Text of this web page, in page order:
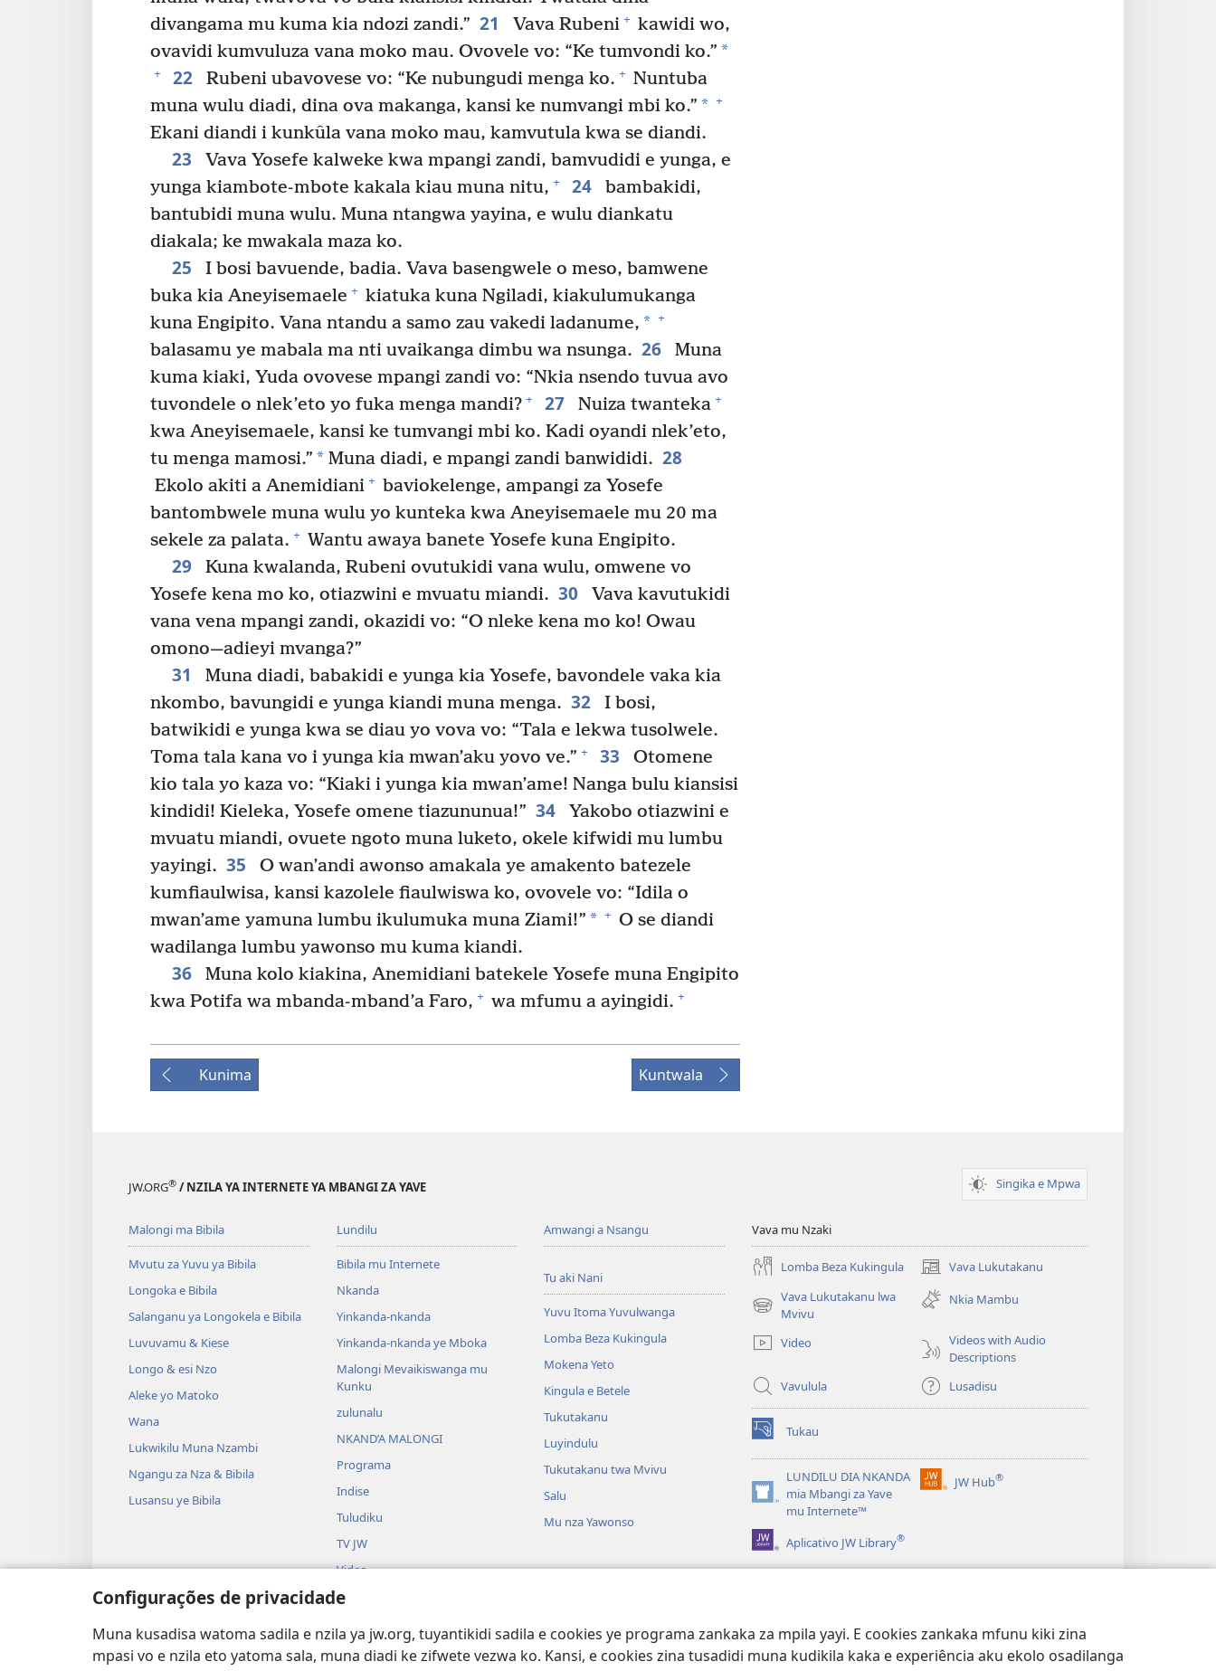
Configurações de privacidade
Muna kusadisa watoma sadila e nzila ya jw.org, tuyantikidi sadila e cookies ye programa zankaka za mpila yayi. E cookies zankaka mfunu kiki zina
mpasi vo e nzila eto yatoma sala, muna diadi ke zifwete vezwa ko. Kansi, e cookies zina tusadidi muna kudikila kaka e experiência aku ekolo osadilanga
divangama mu kuma kia ndozi zandi.” 21 Vava Rubeni + kawidi wo,
ovavidi kumvuluza vana moko mau. Ovovele vo: “Ke tumvondi ko.” *
+ 22 Rubeni ubavovese vo: “Ke nubungudi menga ko. + Nuntuba
muna wulu diadi, dina ova makanga, kansi ke numvangi mbi ko.” * +
Ekani diandi i kunkûla vana moko mau, kamvutula kwa se diandi.
23
Vava Yosefe kalweke kwa mpangi zandi, bamvudidi e yunga, e
yunga kiambote-mbote kakala kiau muna nitu, + 24
bambakidi,
bantubidi muna wulu. Muna ntangwa yayina, e wulu diankatu
diakala; ke mwakala maza ko.
25
I bosi bavuende, badia. Vava basengwele o meso, bamwene
buka kia Aneyisemaele + kiatuka kuna Ngiladi, kiakulumukanga
kuna Engipito. Vana ntandu a samo zau vakedi ladanume, * +
balasamu ye mabala ma nti uvaikanga dimbu wa nsunga. 26
Muna
kuma kiaki, Yuda ovovese mpangi zandi vo: “Nkia nsendo tuvua avo
tuvondele o nlek’eto yo fuka menga mandi? + 27 Nuiza twanteka +
kwa Aneyisemaele, kansi ke tumvangi mbi ko. Kadi oyandi nlek’eto,
tu menga mamosi.” * Muna diadi, e mpangi zandi banwididi. 28
Ekolo akiti a Anemidiani + baviokelenge, ampangi za Yosefe
bantombwele muna wulu yo kunteka kwa Aneyisemaele mu 20 ma
sekele za palata. + Wantu awaya banete Yosefe kuna Engipito.
29
Kuna kwalanda, Rubeni ovutukidi vana wulu, omwene vo
Yosefe kena mo ko, otiazwini e mvuatu miandi. 30
Vava kavutukidi
vana vena mpangi zandi, okazidi vo: “O nleke kena mo ko! Owau
omono—adieyi mvanga?”
31
Muna diadi, babakidi e yunga kia Yosefe, bavondele vaka kia
nkombo, bavungidi e yunga kiandi muna menga. 32
I bosi,
batwikidi e yunga kwa se diau yo vova vo: “Tala e lekwa tusolwele.
Toma tala kana vo i yunga kia mwan’aku yovo ve.” + 33
Otomene
kio tala yo kaza vo: “Kiaki i yunga kia mwan’ame! Nanga bulu kiansisi
kindidi! Kieleka, Yosefe omene tiazununua!” 34
Yakobo otiazwini e
mvuatu miandi, ovuete ngoto muna luketo, okele kifwidi mu lumbu
yayingi. 35
O wan’andi awonso amakala ye amakento batezele
kumfiaulwisa, kansi kazolele fiaulwiswa ko, ovovele vo: “Idila o
mwan’ame yamuna lumbu ikulumuka muna Ziami!” * + O se diandi
wadilanga lumbu yawonso mu kuma kiandi.
36
Muna kolo kiakina, Anemidiani batekele Yosefe muna Engipito
kwa Potifa wa mbanda-mband’a Faro, + wa mfumu a ayingidi. +
Kunima Kuntwala
JW.ORG® / NZILA YA INTERNETE YA MBANGI ZA YAVE Singika e Mpwa
Malongi ma Bibila
Mvutu za Yuvu ya Bibila
Longoka e Bibila
Salanganu ya Longokela e Bibila
Luvuvamu & Kiese
Longo & esi Nzo
Aleke yo Matoko
Wana
Lukwikilu Muna Nzambi
Ngangu za Nza & Bibila
Lusansu ye Bibila
Lundilu
Bibila mu Internete
Nkanda
Yinkanda-nkanda
Yinkanda-nkanda ye Mboka
Malongi Mevaikiswanga mu
Kunku
zulunalu
NKAND’A MALONGI
Programa
Indise
Tuludiku
TV JW
Video
Nkunga
Fuka kia Ntangilu a Bibila
Amwangi a Nsangu
Tu aki Nani
Yuvu Itoma Yuvulwanga
Lomba Beza Kukingula
Mokena Yeto
Kingula e Betele
Tukutakanu
Luyindulu
Tukutakanu twa Mvivu
Salu
Mu nza Yawonso
Vava mu Nzaki
Lomba Beza Kukingula Vava Lukutakanu
(opens
new
window)
Vava Lukutakanu lwa
Mvivu
(opens
window)
Nkia Mambu
Video
Videos with Audio
Descriptions
Vavulula
Lusadisu
Tukau
(opens
new
window)LUNDILU DIA NKANDA
mia Mbangi za Yave
mu Internete™
(opens
window)
JW Hub®
(opens
Aplicativo JW Library®